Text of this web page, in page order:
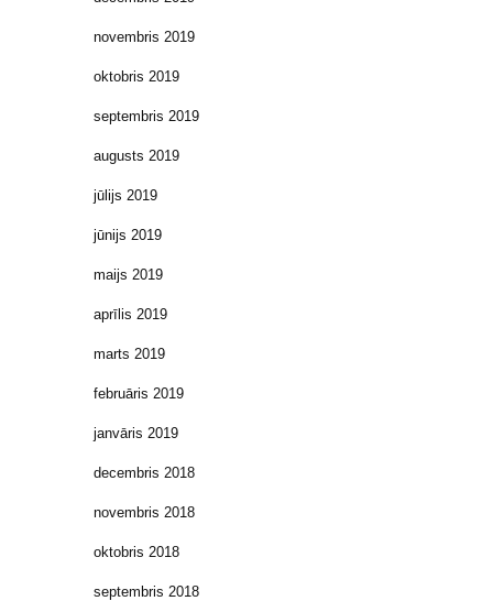
novembris 2019
oktobris 2019
septembris 2019
augusts 2019
jūlijs 2019
jūnijs 2019
maijs 2019
aprīlis 2019
marts 2019
februāris 2019
janvāris 2019
decembris 2018
novembris 2018
oktobris 2018
septembris 2018